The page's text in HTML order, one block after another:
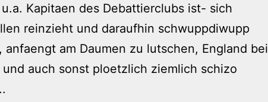
Kapitaen des Debattierclubs ist- sich
reinzieht und daraufhin schwuppdiwupp
anfaengt am Daumen zu lutschen, England bei
auch sonst ploetzlich ziemlich schizo